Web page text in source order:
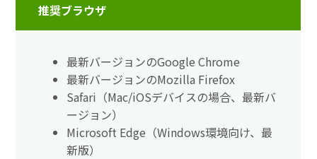
推奨ブラウザ
最新バージョンのGoogle Chrome
最新バージョンのMozilla Firefox
Safari（Mac/iOSデバイスの場合、最新バ
ージョン）
Microsoft Edge（Windows環境向け、最
新版）